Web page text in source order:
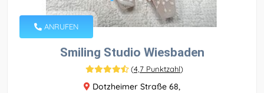
ANRUFEN
Smiling Studio Wiesbaden
(4,7 Punktzahl)
Dotzheimer Straße 68,